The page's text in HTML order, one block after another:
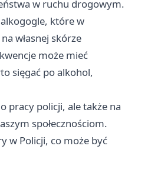
w ruchu drogowym.
które w
własnej skórze
może mieć
sięgać po alkohol,
pracy policji, ale także na
społecznościom.
w Policji, co może być